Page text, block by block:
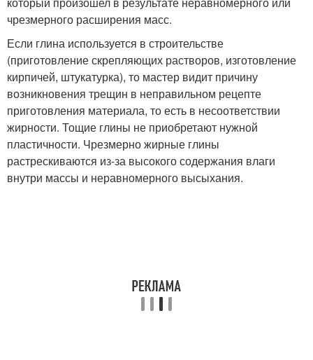
чрезмерного расширения масс.
Если глина используется в строительстве
(приготовление скрепляющих растворов, изготовление
кирпичей, штукатурка), то мастер видит причину
возникновения трещин в неправильном рецепте
приготовления материала, то есть в несоответствии
жирности. Тощие глины не приобретают нужной
пластичности. Чрезмерно жирные глины
растрескиваются из-за высокого содержания влаги
внутри массы и неравномерного высыхания.